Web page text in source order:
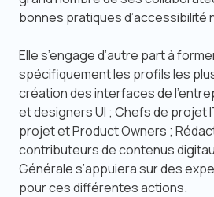
bonnes pratiques d’accessibilité
Elle s’engage d’autre part à
spécifiquement les profils les
création des interfaces de
etdesigners UI ; Chefs de projet
projet etProduct Owners ;
contributeurs de contenus
Générale s’appuiera sur des
pour ces différentes actions.